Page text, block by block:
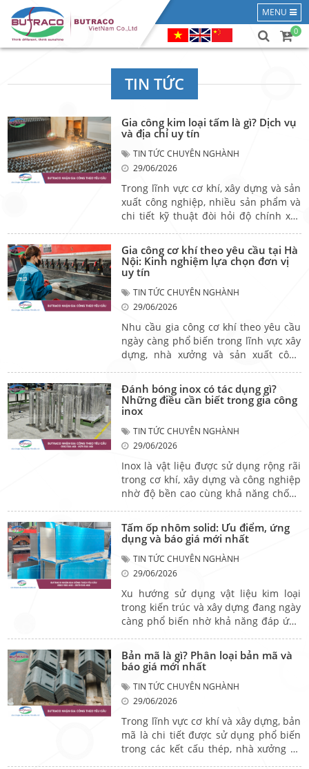
MENU
0
TIN TỨC
Gia công kim loại tấm là gì? Dịch vụ
và địa chỉ uy tín
TIN TỨC CHUYÊN NGHÀNH
29/06/2026
Trong lĩnh vực cơ khí, xây dựng và sản
xuất công nghiệp, nhiều sản phẩm và
chi tiết kỹ thuật đòi hỏi độ chính xác
đáp ứng theo từng yêu cầu riêng của
dự án. Để tạo ra những sản phẩm này,
các doanh nghiệp thường sử dụng
nhiều công nghệ gia công hiện đại
trên vật liệu dạng tấm. Vậy quy trình
này được thực hiện như thế nào, gồm
những công đoạn gì và lựa chọn đơn
vị nào uy tín? Hãy cùng tìm hiểu trong
bài viết dưới đây.
Gia công cơ khí theo yêu cầu tại Hà
Nội: Kinh nghiệm lựa chọn đơn vị
uy tín
TIN TỨC CHUYÊN NGHÀNH
29/06/2026
Nhu cầu gia công cơ khí theo yêu cầu
ngày càng phổ biến trong lĩnh vực xây
dựng, nhà xưởng và sản xuất công
uy tín không chỉ giúp đảm bảo chất
lượng sản phẩm mà còn tối ưu chi phí
và tiến độ thực hiện. Bài viết dưới đây
sẽ giúp bạn hiểu rõ hơn về dịch vụ
này và những tiêu chí quan trọng khi
lựa chọn đối tác phù hợp.
Đánh bóng inox có tác dụng gì?
Những điều cần biết trong gia công
inox
TIN TỨC CHUYÊN NGHÀNH
29/06/2026
Inox là vật liệu được sử dụng rộng rãi
trong cơ khí, xây dựng và công nghiệp
nhờ độ bền cao cùng khả năng chống
đạt tính thẩm mỹ, dễ vệ sinh và đáp
ứng yêu cầu sử dụng thực tế, công
đoạn đánh bóng inox đóng vai trò rất
quan trọng. Vậy đánh bóng inox có tác
dụng gì và những phương pháp nào
đang được áp dụng phổ biến hiện
nay? Hãy cùng tìm hiểu trong bài viết
dưới đây.
Tấm ốp nhôm solid: Ưu điểm, ứng
dụng và báo giá mới nhất
TIN TỨC CHUYÊN NGHÀNH
29/06/2026
Xu hướng sử dụng vật liệu kim loại
trong kiến trúc và xây dựng đang ngày
càng phổ biến nhờ khả năng đáp ứng
mỹ. Trong đó, tấm ốp nhôm Solid là
giải pháp được nhiều chủ đầu tư lựa
chọn cho mặt tiền, mặt dựng và các
hạng mục trang trí công trình. Hãy
cùng tìm hiểu đặc điểm, ứng dụng
thực tế và các yếu tố ảnh hưởng đến
báo giá của loại vật liệu này.
​Bản mã là gì? Phân loại bản mã và
báo giá mới nhất
TIN TỨC CHUYÊN NGHÀNH
29/06/2026
Trong lĩnh vực cơ khí và xây dựng, bản
mã là chi tiết được sử dụng phổ biến
trong các kết cấu thép, nhà xưởng và